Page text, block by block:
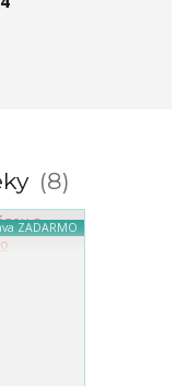
8
ZADARMO